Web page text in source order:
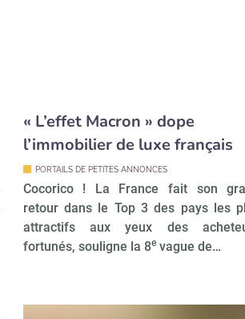
« L’effet Macron » dope
l’immobilier de luxe français
PORTAILS DE PETITES ANNONCES
Cocorico ! La France fait son
retour dans le Top 3 des pays les
attractifs aux yeux des
fortunés, souligne la 8evague de…